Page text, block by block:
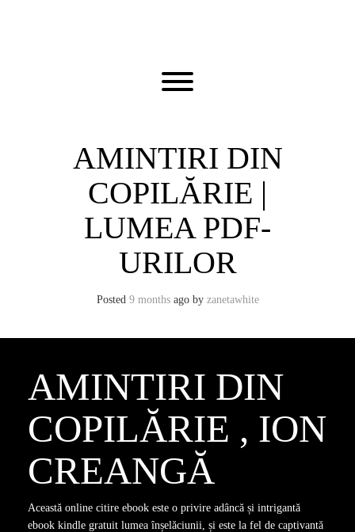
Toggle menu visibility.
AMINTIRI DIN
COPILĂRIE |
LUMEA PDF-
URILOR
Posted 9 monthsago by zanetawhite
AMINTIRI DIN
COPILĂRIE , ION
CREANGĂ
Această online citire ebook este o privire adâncă și intrigantă
ebook kindle gratuit lumea înșelăciunii, și este la fel de captivantă